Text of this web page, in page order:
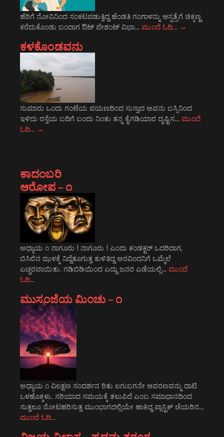
ಹೆರಿಗೆ ನೋವಿನಿಂದ ಸಂಕಟಪಡುತ್ತಿದ್ದ ಹೆಂಡತಿ ಗಂಗಾಳನ್ನು ಆಸ್ಪತ್ರೆಗೆ ಚಿಕ್ಕಣ್ಣ
ಕರೆದುಕೊಂಡು ಬಂದಾಗ ಔಟ್ ಪೇಶಂಟ್ ವಿಭಾ… ಮುಂದೆ ಓದಿ… →
ಕಳಕೊಂಡವನು
ಸುಮಾರು ಒಂದು ಗಂಟೆಯ ಪಯಣದಿಂದ ಸುಸ್ತಾದ ಅವನು ಬಸ್ಸಿನಿಂದ
ಇಳಿದು ರಸ್ತೆಯ ಬದಿಗೆ ಬಂದು ನಿಂತು ತನ್ನ ಕೈಗಡಿಯಾರ ದೃಷ್ಟಿಸ… ಮುಂದೆ
ಓದಿ… →
ಕಾದಂಬರಿ
ಆರೋಪ – ೧
ಅಧ್ಯಾಯ ೧ ನಾಗೂರು ! ನಾಗೂರು ! ಎಂದು ಕಂಡಕ್ಟರ್ ಒದರಿದಾಗ,
ಬಿಸಿಲಿನ ಝಳಕ್ಕೆ ನಿದ್ದೆತೂಗುತ್ತ ಕುಳಿತಿದ್ದ ಅರವಿಂದನಿಗೆ ಒಮ್ಮೆಲೆ
ಎಚ್ಚರವಾಯಿತು. ಗಡಿಬಿಡಿಯಿಂದ ಎದ್ದು ಜನರ ಎಡೆಯಲ್ಲಿ… ಮುಂದೆ
ಓದಿ…
ಮುಸ್ಸಂಜೆಯ ಮಿಂಚು – ೧
ಅಧ್ಯಾಯ ೧ ವಿಲಕ್ಷಣ ಸಂದರ್ಶನ ರಿತು ಲಗುಬಗನೇ ಆವರಣವನ್ನು ದಾಟಿ
ಒಳಹೊಕ್ಕಳು. ಸರಿಯಾದ ಸಮಯಕ್ಕೆ ತಲುಪಿದೆ ಎಂಬ ಸಮಾಧಾನದಿಂದ
ಸುತ್ತಲೂ ನೋಟಹರಿಸುತ್ತ ಮುಂಭಾಗದಲ್ಲಿಯೇ ಹಾಕಿದ್ದ ಪ್ಲಾಸ್ಟಿಕ್ ಚೆಯರಿನ…
ಮುಂದೆ ಓದಿ…